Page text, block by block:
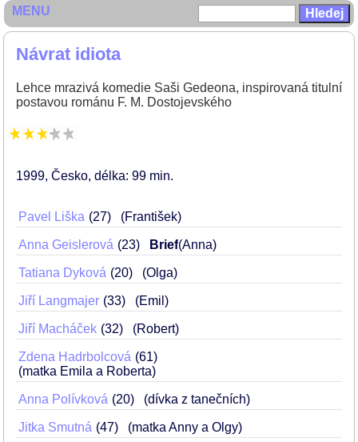
Návrat idiota
Lehce mrazivá komedie Saši Gedeona, inspirovaná titulní
postavou románu F. M. Dostojevského
1999 Česko délka: 99 min
Pavel Liška 27 (František)
Anna Geislerová 23 Brief(Anna)
Tatiana Dyková 20 (Olga)
Jiří Langmajer 33 (Emil)
Jiří Macháček 32 (Robert)
Zdena Hadrbolcová
61
(matka Emila a Roberta)
Anna Polívková 20 (dívka z tanečních)
Jitka Smutná 47 (matka Anny a Olgy)
MENU